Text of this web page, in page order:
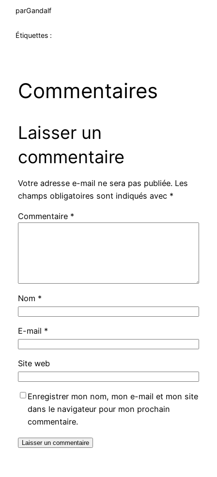
parGandalf
Étiquettes :
Commentaires
Laisser un
commentaire
Votre adresse e-mail ne sera pas publiée. Les
champs obligatoires sont indiqués avec *
Commentaire *
Nom *
E-mail *
Site web
Enregistrer mon nom, mon e-mail et mon site
dans le navigateur pour mon prochain
commentaire.